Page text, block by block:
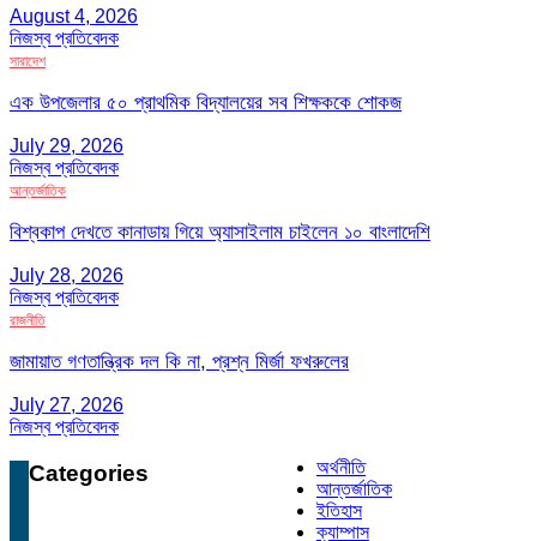
August 4, 2026
নিজস্ব প্রতিবেদক
সারাদেশ
এক উপজেলার ৫০ প্রাথমিক বিদ্যালয়ের সব শিক্ষককে শোকজ
July 29, 2026
নিজস্ব প্রতিবেদক
আন্তর্জাতিক
বিশ্বকাপ দেখতে কানাডায় গিয়ে অ্যাসাইলাম চাইলেন ১০ বাংলাদেশি
July 28, 2026
নিজস্ব প্রতিবেদক
রাজনীতি
জামায়াত গণতান্ত্রিক দল কি না, প্রশ্ন মির্জা ফখরুলের
July 27, 2026
নিজস্ব প্রতিবেদক
Categories
অর্থনীতি
আন্তর্জাতিক
ইতিহাস
ক্যাম্পাস